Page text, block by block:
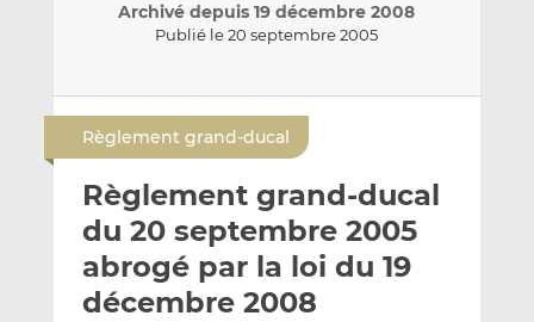
Archivé depuis 19 décembre 2008
Publié le 20 septembre 2005
n
v
o
y
e
r
p
a
a
r
t
a
g
e
r
s
a
r
t
a
g
e
r
s
Règlement grand-ducal
Règlement grand-ducal
du 20 septembre 2005
abrogé par la loi du 19
décembre 2008